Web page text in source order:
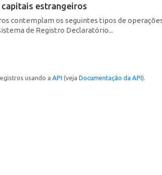
estrangeiros
contemplam os seguintes tipos de
de Registro Declaratório...
usando a API (veja Documentação da API).